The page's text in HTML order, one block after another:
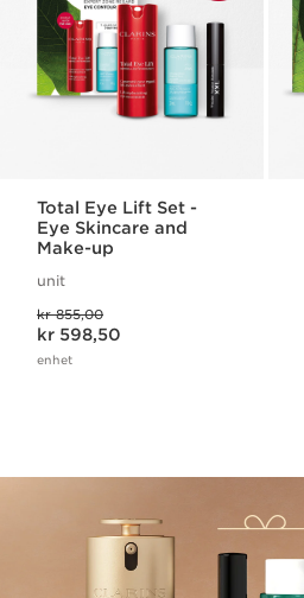
Total Eye Lift Set -
Eye Skincare and
Make-up
unit
Tidligere pris kr 855,00
kr 855,00
Nåværende pris kr 598,50
kr 598,50
enhet